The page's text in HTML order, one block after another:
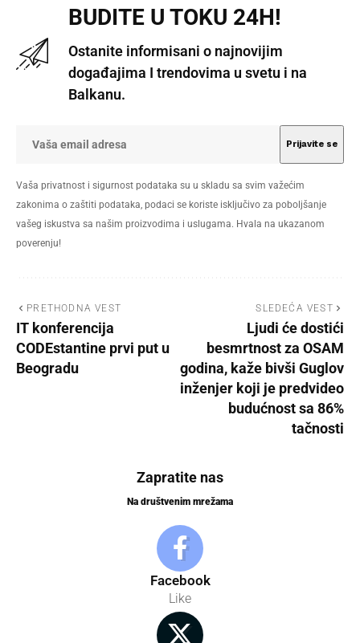
BUDITE U TOKU 24H!
Ostanite informisani o najnovijim
događajima I trendovima u svetu i na
Balkanu.
Vaša privatnost i sigurnost podataka su u skladu sa svim važećim
zakonima o zaštiti podataka, podaci se koriste isključivo za poboljšanje
vašeg iskustva sa našim proizvodima i uslugama. Hvala na ukazanom
poverenju!
PRETHODNA VEST
IT konferencija
CODEstantine prvi put u
Beogradu
SLEDEĆA VEST
Ljudi će dostići
besmrtnost za OSAM
godina, kaže bivši Guglov
inženjer koji je predvideo
budućnost sa 86%
tačnosti
Zapratite nas
Na društvenim mrežama
Facebook
Like